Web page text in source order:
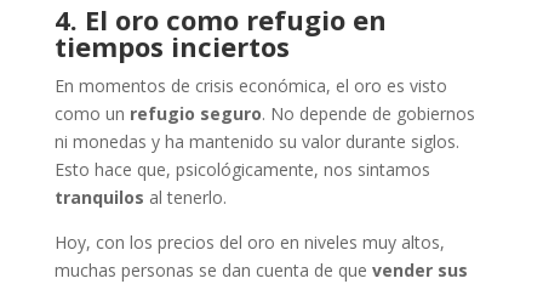
4. El oro como refugio en
tiempos inciertos
En momentos de crisis económica, el oro es visto
como un refugio seguro. No depende de gobiernos
ni monedas y ha mantenido su valor durante siglos.
Esto hace que, psicológicamente, nos sintamos
tranquilos al tenerlo.
Hoy, con los precios del oro en niveles muy altos,
muchas personas se dan cuenta de que vender sus